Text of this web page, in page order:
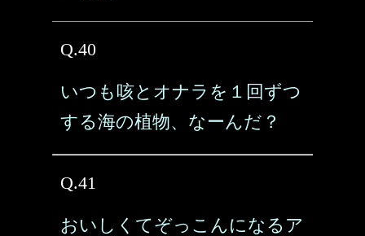
Q.40
いつも咳とオナラを１回ずつ
する海の植物、なーんだ？
Q.41
おいしくてぞっこんになるア